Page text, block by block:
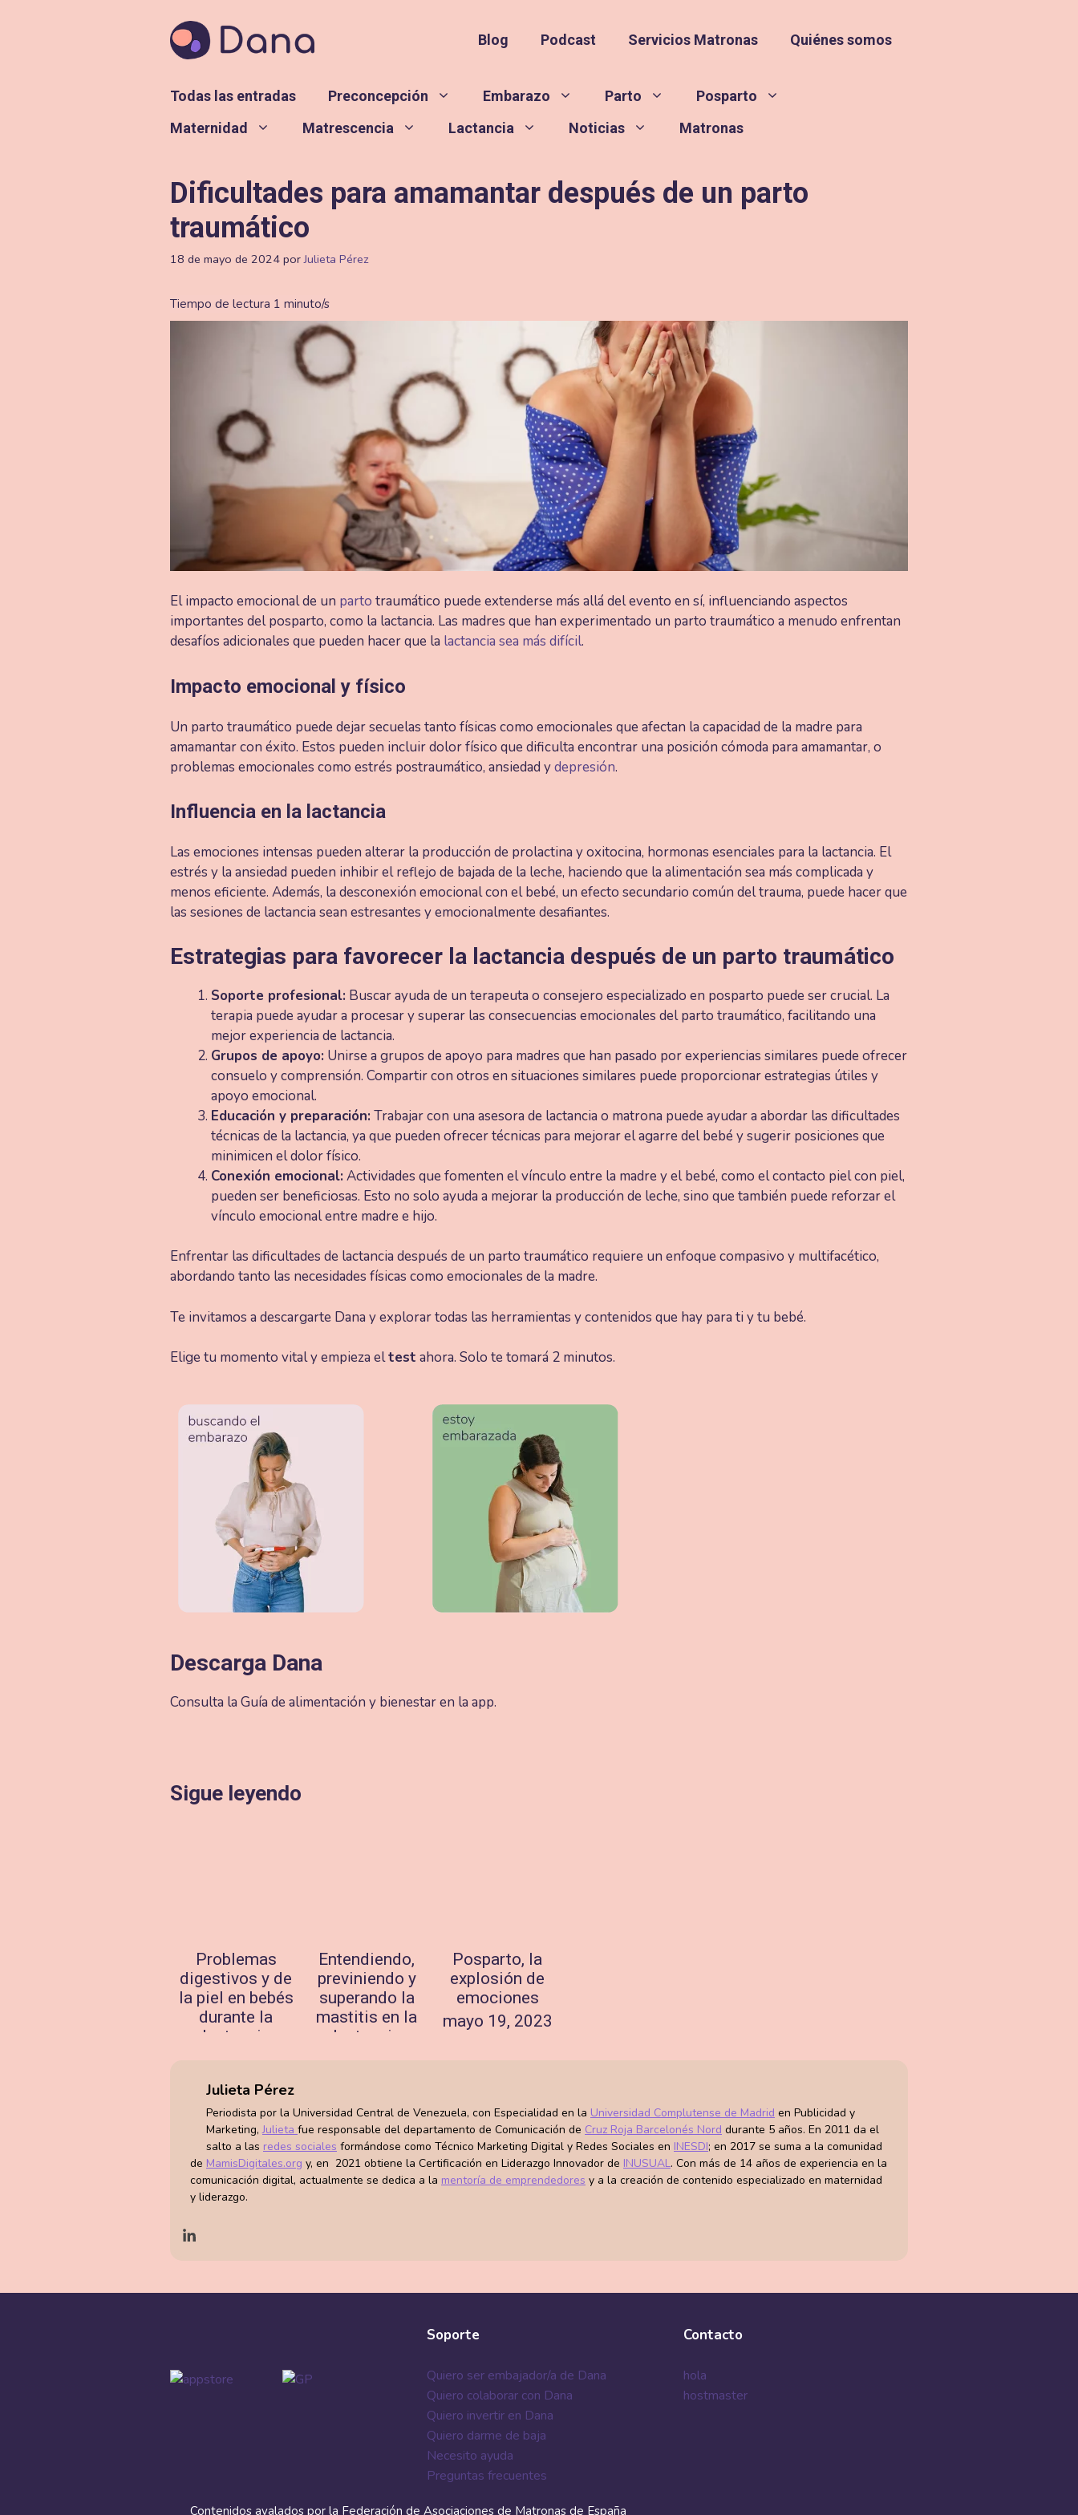
Blog Podcast Servicios Matronas Quiénes somos
Todas las entradas Preconcepción Embarazo Parto
Posparto
Maternidad
Matrescencia Lactancia Noticias Matronas
Dificultades para amamantar después de un parto
traumático
18 de mayo de 2024 porJulieta Pérez
El impacto emocional de un parto traumático puede extenderse más allá del evento en sí, influenciando aspectos
importantes del posparto, como la lactancia. Las madres que han experimentado un parto traumático a menudo enfrentan
desafíos adicionales que pueden hacer que la lactancia sea más difícil.
Impacto emocional y físico
Un parto traumático puede dejar secuelas tanto físicas como emocionales que afectan la capacidad de la madre para
amamantar con éxito. Estos pueden incluir dolor físico que dificulta encontrar una posición cómoda para amamantar, o
problemas emocionales como estrés postraumático, ansiedad ydepresión.
Influencia en la lactancia
Las emociones intensas pueden alterar la producción de prolactina y oxitocina, hormonas esenciales para la lactancia. El
estrés y la ansiedad pueden inhibir el reflejo de bajada de la leche, haciendo que la alimentación sea más complicada y
menos eficiente. Además, la desconexión emocional con el bebé, un efecto secundario común del trauma, puede hacer que
las sesiones de lactancia sean estresantes y emocionalmente desafiantes.
Estrategias para favorecer la lactancia después de un parto traumático
Soporte profesional: Buscar ayuda de un terapeuta o consejero especializado en posparto puede ser crucial. La
terapia puede ayudar a procesar y superar las consecuencias emocionales del parto traumático, facilitando una
mejor experiencia de lactancia.
Grupos de apoyo: Unirse a grupos de apoyo para madres que han pasado por experiencias similares puede ofrecer
consuelo y comprensión. Compartir con otros en situaciones similares puede proporcionar estrategias útiles y
apoyo emocional.
Educación y preparación: Trabajar con una asesora de lactancia o matrona puede ayudar a abordar las dificultades
técnicas de la lactancia, ya que pueden ofrecer técnicas para mejorar el agarre del bebé y sugerir posiciones que
minimicen el dolor físico.
Conexión emocional: Actividades que fomenten el vínculo entre la madre y el bebé, como el contacto piel con piel,
pueden ser beneficiosas. Esto no solo ayuda a mejorar la producción de leche, sino que también puede reforzar el
vínculo emocional entre madre e hijo.
Enfrentar las dificultades de lactancia después de un parto traumático requiere un enfoque compasivo y multifacético,
abordando tanto las necesidades físicas como emocionales de la madre.
Te invitamos a descargarte Dana y explorar todas las herramientas y contenidos que hay para ti y tu bebé.
Elige tu momento vital y empieza eltest ahora. Solo te tomará 2 minutos.
Descarga Dana
Consulta la Guía de alimentación y bienestar en la app.
Sigue leyendo
Problemas
digestivos y de
la piel en bebés
durante la
lactancia
Entendiendo,
previniendo y
superando la
mastitis en la
lactancia
Posparto, la
explosión de
emociones
mayo 19, 2023
Julieta Pérez
Periodista por la Universidad Central de Venezuela, con Especialidad en la Universidad Complutense de Madrid en Publicidad y
Marketing,Julieta fue responsable del departamento de Comunicación de Cruz Roja Barcelonés Nord durante 5 años. En 2011 da el
salto a las redes sociales formándose como Técnico Marketing Digital y Redes Sociales en INESDI; en 2017 se suma a la comunidad
de MamisDigitales.org y, en 2021 obtiene la Certificación en Liderazgo Innovador de INUSUAL. Con más de 14 años de experiencia en la
comunicación digital, actualmente se dedica a la mentoría de emprendedores y a la creación de contenido especializado en maternidad
y liderazgo.
Soporte
Quiero ser embajador/a de Dana
Quiero colaborar con Dana
Quiero invertir en Dana
Quiero darme de baja
Necesito ayuda
Preguntas frecuentes
Contacto
hola
hostmaster
Contenidos avalados por la Federación de Asociaciones de Matronas de España